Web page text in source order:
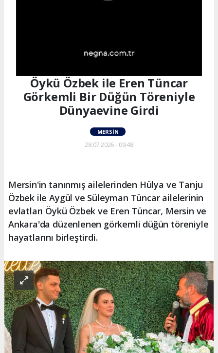
Öykü Özbek ile Eren Tüncar
Görkemli Bir Düğün Töreniyle
Dünyaevine Girdi
MERSIN
28.07.2026 - 09:48
Mersin'in tanınmış ailelerinden Hülya ve Tanju
Özbek ile Aygül ve Süleyman Tüncar ailelerinin
evlatları Öykü Özbek ve Eren Tüncar, Mersin ve
Ankara'da düzenlenen görkemli düğün töreniyle
hayatlarını birleştirdi.